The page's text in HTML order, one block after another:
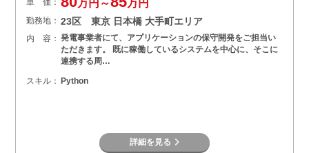
単 価： 万円～ 万円
勤務地： 23区 東京 日本橋 大手町エリア
内 容： 発電事業者にて、アプリケーションの保守開発をご担当い
ただきます。 既に稼働しているシステムを中心に、そこに
連携する周…
スキル： Python
詳細を見る